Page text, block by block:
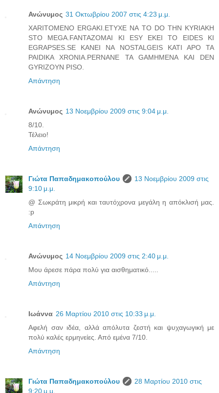
Ανώνυμος 31 Οκτωβρίου 2007 στις 4:23 μ.μ.
XARITOMENO ERGAKI.ETYXE NA TO DO THN KYRIAKH
STO MEGA.FANTAZOMAI KI ESY EKEI TO EIDES KI
EGRAPSES.SE KANEI NA NOSTALGEIS KATI APO TA
PAIDIKA XRONIA.PERNANE TA GAMHMENA KAI DEN
GYRIZOYN PISO.
Απάντηση
Ανώνυμος 13 Νοεμβρίου 2009 στις 9:04 μ.μ.
8/10.
Τέλειο!
Απάντηση
Γιώτα Παπαδημακοπούλου
13 Νοεμβρίου 2009 στις
9:10 μ.μ.
@ Σωκράτη μικρή και ταυτόχρονα μεγάλη η απόκλισή μας.
:p
Απάντηση
Ανώνυμος 14 Νοεμβρίου 2009 στις 2:40 μ.μ.
Μου άρεσε πάρα πολύ για αισθηματικό.....
Απάντηση
Ιωάννα 26 Μαρτίου 2010 στις 10:33 μ.μ.
Αφελή σαν ιδέα, αλλά απόλυτα ζεστή και ψυχαγωγική με
πολύ καλές ερμηνείες. Από εμένα 7/10.
Απάντηση
Γιώτα Παπαδημακοπούλου
28 Μαρτίου 2010 στις
9:20 μ.μ.